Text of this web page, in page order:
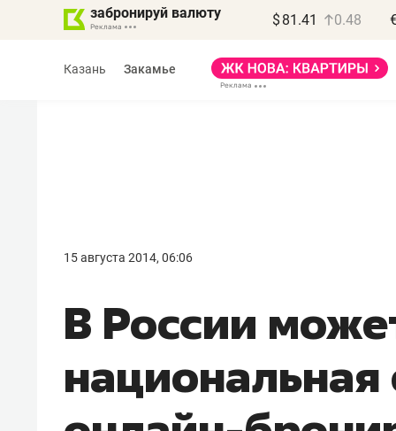
забронируй валюту $ 81.41 0.48
Казань Закамье
15 августа 2014, 06:06
В России
национальная
правил, бизнес может
потерять минимум
Как бизнесу выйти на зарубежные
рынки, почему надо знать